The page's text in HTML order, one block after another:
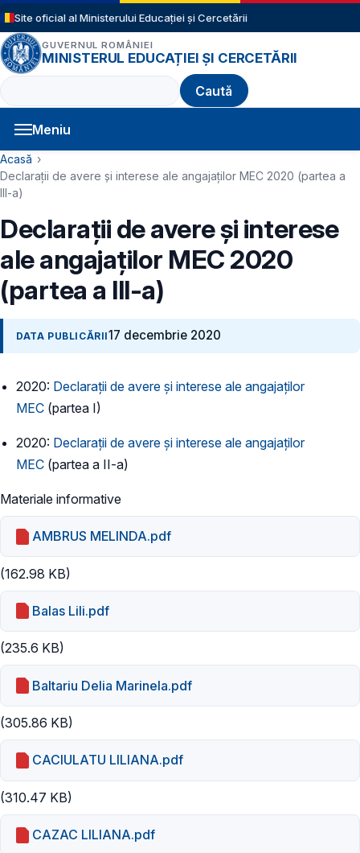
Sari la conținutul principal
Site oficial al Ministerului Educației și Cercetării
GUVERNUL ROMÂNIEI
MINISTERUL EDUCAȚIEI ȘI CERCETĂRII
Caută
Meniu
Navigație principală
Cale de navigare
Acasă
Declarații de avere și interese ale angajaților MEC 2020 (partea a
III-a)
Declarații de avere și interese
ale angajaților MEC 2020
(partea a III-a)
DATA PUBLICĂRII17 decembrie 2020
2020: Declarații de avere și interese ale angajaților
MEC (partea I)
2020: Declarații de avere și interese ale angajaților
MEC (partea a II-a)
Materiale informative
AMBRUS MELINDA.pdf
(162.98 KB)
Balas Lili.pdf
(235.6 KB)
Baltariu Delia Marinela.pdf
(305.86 KB)
CACIULATU LILIANA.pdf
(310.47 KB)
CAZAC LILIANA.pdf